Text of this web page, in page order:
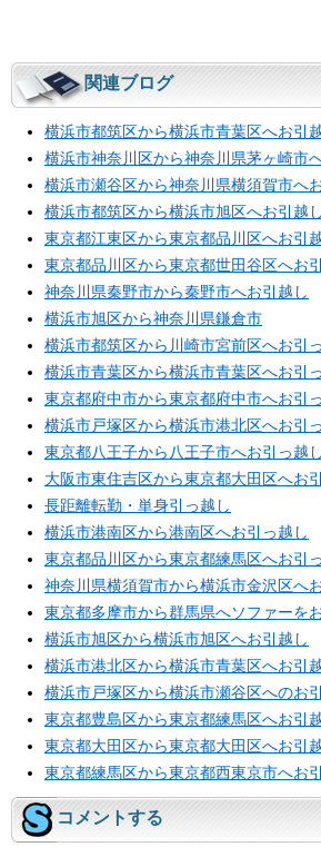
関連ブログ
横浜市都筑区から横浜市青葉区へお引
横浜市神奈川区から神奈川県茅ヶ崎市
横浜市瀬谷区から神奈川県横須賀市へ
横浜市都筑区から横浜市旭区へお引越し
東京都江東区から東京都品川区へお引
東京都品川区から東京都世田谷区へお
神奈川県秦野市から秦野市へお引越し
横浜市旭区から神奈川県鎌倉市
横浜市都筑区から川崎市宮前区へお引
横浜市青葉区から横浜市青葉区へお引
東京都府中市から東京都府中市へお引
横浜市戸塚区から横浜市港北区へお引
東京都八王子から八王子市へお引っ越し
大阪市東住吉区から東京都大田区へお
長距離転勤・単身引っ越し
横浜市港南区から港南区へお引っ越し
東京都品川区から東京都練馬区へお引
神奈川県横須賀市から横浜市金沢区へ
東京都多摩市から群馬県へソファーを
横浜市旭区から横浜市旭区へお引越し
横浜市港北区から横浜市青葉区へお引
横浜市戸塚区から横浜市瀬谷区へのお
東京都豊島区から東京都練馬区へお引
東京都大田区から東京都大田区へお引
東京都練馬区から東京都西東京市へお
コメントする